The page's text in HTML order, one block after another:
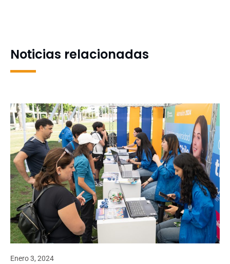
Noticias relacionadas
Enero 3, 2024